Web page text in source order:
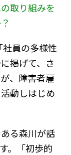
取り組みを
社員の多様性
掲げて、さ
、障害者雇
動しはじめ
る森川が話
。「初歩的